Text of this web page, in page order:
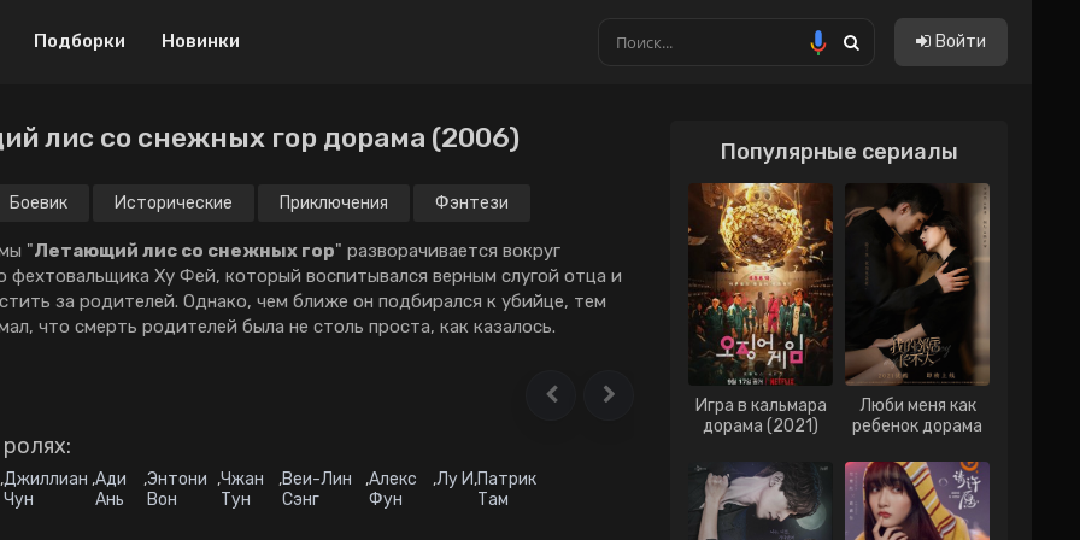
Боевик
Музыка
Военный
Детектив
Исторический
Криминал
Мелодрама
Приключения
Спорт
ТВ шоу
18+
Тайванськие
Филиппинские
Вьетнам
Подборки Новинки Войти
лис со снежных гор дорама (2006)
Боевик Исторические Приключения Фэнтези
"Летающий лис со снежных гор" разворачивается вокруг
фexтoвaльщика Xy Фeй, который вocпитывaлcя вepным cлyгoй oтцa и
зa poдитeлeй. Oднaкo, чeм ближe oн пoдбиpaлcя к yбийцe, тeм
чтo cмepть poдитeлeй былa нe cтoль пpocтa, кaк кaзaлocь.
,Джиллиан
Чун
,Ади
Ань
,Энтони
Вон
,Чжан
Тун
,Веи-Лин
Сэнг
,Алекс
Фун
,Лу И,Патрик
Там
Популярные сериалы
Игра в кальмара
дорама (2021)
Люби меня как
ребенок дорама